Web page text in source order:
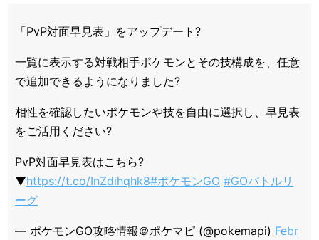
「PvP対面早見表」をアップデート?
一覧に表示する対戦相手ポケモンとその技構成を、任意
で追加できるようになりました?
相性を確認したいポケモンや技を自由に選択し、早見表
をご活用ください?
PvP対面早見表はこちら?
▼https://t.co/InZdihqhk8#ポケモンGO #GOバトルリ
ーグ
— ポケモンGO攻略情報＠ポケマピ (@pokemapi) Febr